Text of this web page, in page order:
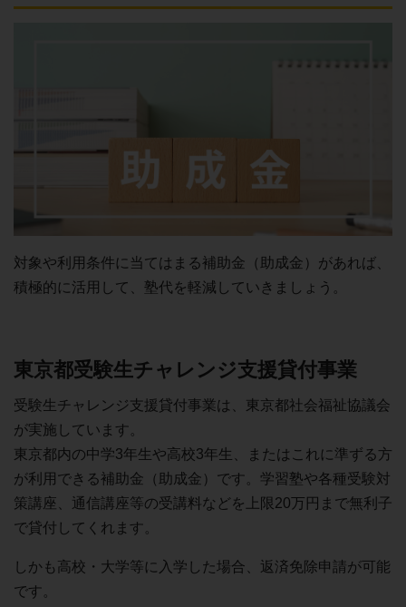
対象や利用条件に当てはまる補助金（助成金）があれば、
積極的に活用して、塾代を軽減していきましょう。
東京都受験生チャレンジ支援貸付事業
受験生チャレンジ支援貸付事業は、東京都社会福祉協議会
が実施しています。
東京都内の中学3年生や高校3年生、またはこれに準ずる方
が利用できる補助金（助成金）です。学習塾や各種受験対
策講座、通信講座等の受講料などを上限20万円まで無利子
で貸付してくれます。
しかも高校・大学等に入学した場合、返済免除申請が可能
です。